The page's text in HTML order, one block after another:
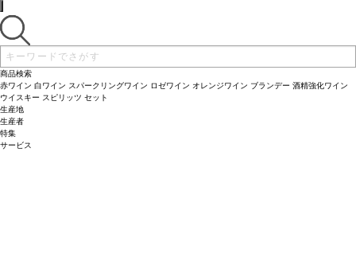
商品検索
赤ワイン 白ワイン スパークリングワイン ロゼワイン オレンジワイン ブランデー 酒精強化ワイン
ウイスキー スピリッツ セット
生産地
生産者
特集
サービス